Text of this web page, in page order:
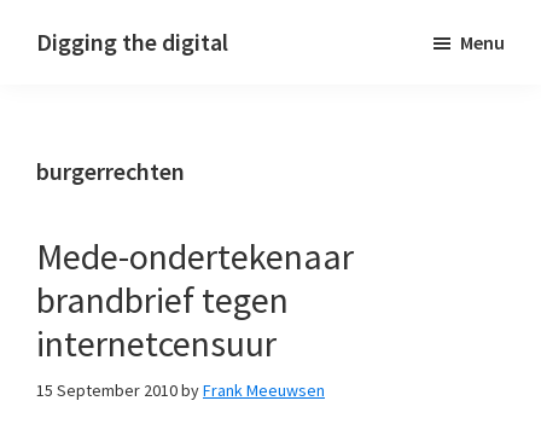
Digging the digital Menu
burgerrechten
Mede-ondertekenaar
brandbrief tegen
internetcensuur
15 September 2010byFrank Meeuwsen